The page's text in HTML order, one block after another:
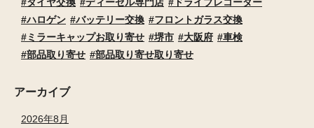
タイヤ交換
ディーゼル専門店
ドライブレコーダー
ハロゲン
バッテリー交換
フロントガラス交換
ミラーキャップお取り寄せ
堺市 大阪府
車検
部品取り寄せ
部品取り寄せ取り寄せ
アーカイブ
2026年8月